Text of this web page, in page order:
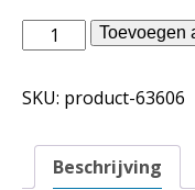
vtwonen
binnentegels
Sweet
Pearly
60x60
Toevoegen
SKU: product-63606
Beschrijving